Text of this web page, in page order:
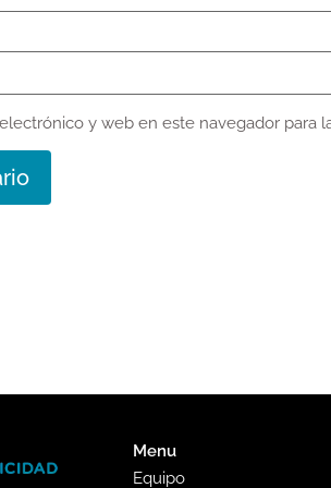
y web en este navegador para
Menu
Equipo